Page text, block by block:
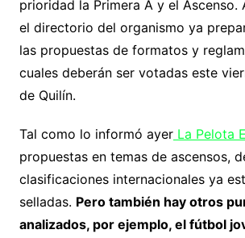
prioridad la Primera A y el Ascenso.
el directorio del organismo ya
las propuestas de formatos y
cuales deberán ser votadas este
de Quilín.
Tal como lo informó ayerLa Pelota
propuestas en temas de ascensos,
clasificaciones internacionales ya
selladas. Pero también hay otros
analizados, por ejemplo, el fútbol